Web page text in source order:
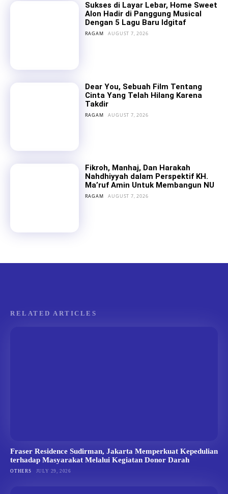
Sukses di Layar Lebar, Home Sweet
Alon Hadir di Panggung Musical
Dengan 5 Lagu Baru Idgitaf
RAGAM AUGUST 7, 2026
Dear You, Sebuah Film Tentang
Cinta Yang Telah Hilang Karena
Takdir
RAGAM AUGUST 7, 2026
Fikroh, Manhaj, Dan Harakah
Nahdhiyyah dalam Perspektif KH.
Ma’ruf Amin Untuk Membangun NU
RAGAM AUGUST 7, 2026
RELATED ARTICLES
Fraser Residence Sudirman, Jakarta Memperkuat Kepedulian
terhadap Masyarakat Melalui Kegiatan Donor Darah
OTHERS JULY 29, 2026